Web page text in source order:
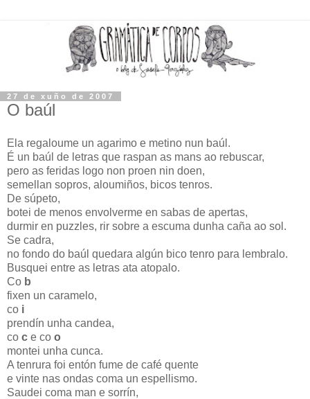
27 de xuño de 2007
O baúl
Ela regaloume un agarimo e metino nun baúl.
É un baúl de letras que raspan as mans ao rebuscar,
pero as feridas logo non proen nin doen,
semellan sopros, aloumiños, bicos tenros.
De súpeto,
botei de menos envolverme en sabas de apertas,
durmir en puzzles, rir sobre a escuma dunha caña ao sol.
Se cadra,
no fondo do baúl quedara algún bico tenro para lembralo.
Busquei entre as letras ata atopalo.
Co b
fixen un caramelo,
co i
prendín unha candea,
co c e co o
montei unha cunca.
A tenrura foi entón fume de café quente
e vinte nas ondas coma un espellismo.
Saudei coma man e sorrín,